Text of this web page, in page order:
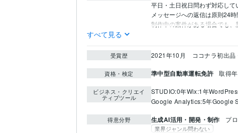
平日・土日祝日問わず対応して
メッセージへの返信は原則24時
制作中の案件がある場合でも
すべて見る
受賞歴 2021年10月　ココナラ初出品
資格・検定 準中型自動車運転免許 取得
ビジネス・クリエイ
ティブツール
STUDIO:0年Wix:1年
Google Analytics:5年Google
得意分野 生成AI活用・開発・制作 プ
業界ジャンル問わない